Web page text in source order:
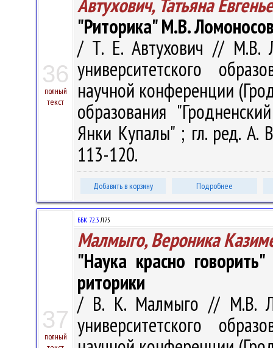
36
полный
текст
"Риторика" М.В.
/ Т. Е. Автухович // М.В.
университетского
научной конференции
образования
Янки Купалы" ; гл. ред. А.
113-120.
Добавить в корзину Подробнее
37
полный
ББК 72.3Л75
Малмыго, Вероника
"Наука красно
риторики
/ В. К. Малмыго // М.В.
университетского